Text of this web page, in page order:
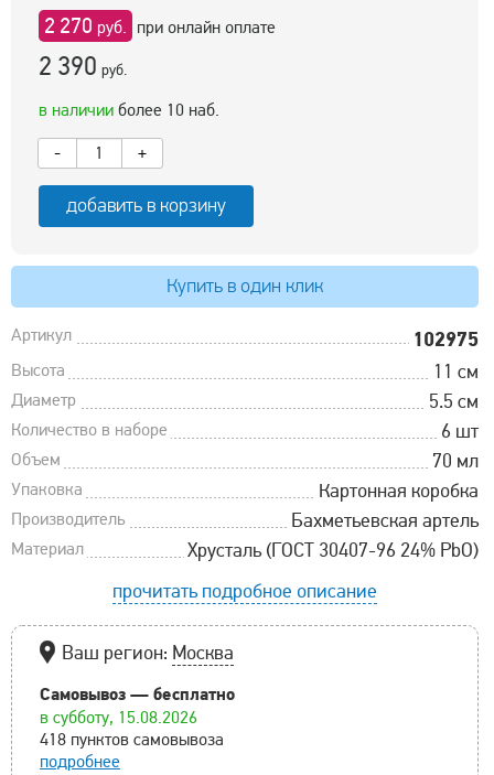
2 270 руб. при онлайн оплате
2 390 руб.
в наличии более 10 наб.
-
+
добавить в корзину
Купить в один клик
Артикул 102975
Высота 11 см
Диаметр 5.5 см
Количество в наборе 6 шт
Объем 70 мл
Упаковка Картонная коробка
Производитель Бахметьевская артель
Материал
Хрусталь (ГОСТ 30407-96 24% PbO)
прочитать подробное описание
Ваш регион: Москва
Самовывоз — бесплатно
в субботу, 15.08.2026
418 пунктов самовывоза
подробнее